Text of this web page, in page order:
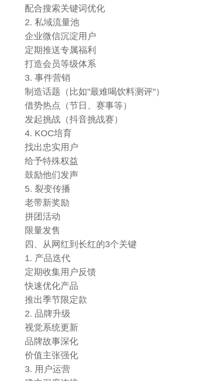
配合搜索关键词优化
2. 私域流量池
企业微信沉淀用户
定期推送专属福利
打造会员等级体系
3. 事件营销
制造话题（比如"最难喝饮料测评"）
借势热点（节日、赛事等）
发起挑战（抖音挑战赛）
4. KOC培育
找出忠实用户
给予特殊权益
鼓励他们发声
5. 裂变传播
老带新奖励
拼团活动
限量发售
四、从网红到长红的3个关键
1. 产品迭代
定期收集用户反馈
快速优化产品
推出季节限定款
2. 品牌升级
视觉系统更新
品牌故事深化
价值主张强化
3. 用户运营